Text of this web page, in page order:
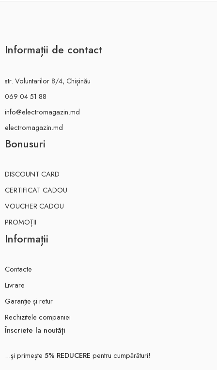
Informații de contact
str. Voluntarilor 8/4, Chișinău
069 04 51 88
info@electromagazin.md
electromagazin.md
Bonusuri
DISCOUNT CARD
CERTIFICAT CADOU
VOUCHER CADOU
PROMOȚII
Informații
Contacte
Livrare
Garanție și retur
Rechizitele companiei
Înscriete la noutăți
...și primește 5% REDUCERE pentru cumpărături!